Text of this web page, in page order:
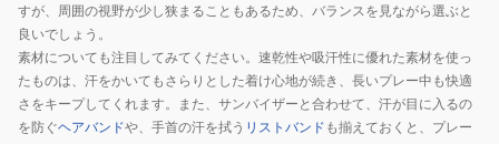
すが、周囲の視野が少し狭まることもあるため、バランスを見ながら選ぶと
良いでしょう。
素材についても注目してみてください。速乾性や吸汗性に優れた素材を使っ
たものは、汗をかいてもさらりとした着け心地が続き、長いプレー中も快適
さをキープしてくれます。また、サンバイザーと合わせて、汗が目に入るの
を防ぐヘアバンドや、手首の汗を拭う リストバンド も揃えておくと、プレー